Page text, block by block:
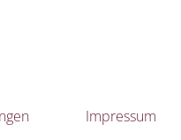
Impressum